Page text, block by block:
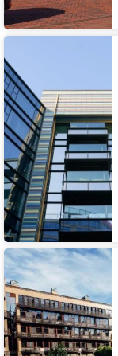
Гостиница
X-
Clinic
AZIMUT
Парк
Отель&Спа
Репино